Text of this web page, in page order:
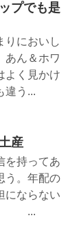
プでも是
りにおいし
あん＆ホワ
よく見かけ
違う...
産
を持ってあ
う。年配の
にならない
...